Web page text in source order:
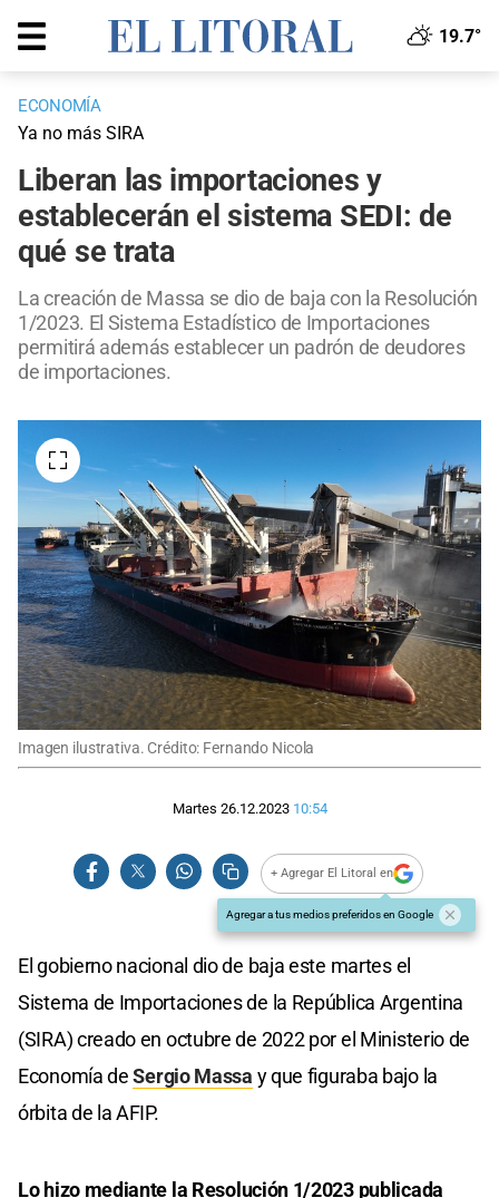
19.7°
ECONOMÍA
Ya no más SIRA
Liberan las importaciones y
establecerán el sistema SEDI: de
qué se trata
La creación de Massa se dio de baja con la Resolución
1/2023. El Sistema Estadístico de Importaciones
permitirá además establecer un padrón de deudores
de importaciones.
Imagen ilustrativa. Crédito: Fernando Nicola
Martes 26.12.2023 10:54
+ Agregar El Litoral en
Agregar a tus medios preferidos en Google
El gobierno nacional dio de baja este martes el
Sistema de Importaciones de la República Argentina
(SIRA) creado en octubre de 2022 por el Ministerio de
Economía deSergio Massa y que figuraba bajo la
órbita de la AFIP.
Lo hizo mediante la Resolución 1/2023publicada